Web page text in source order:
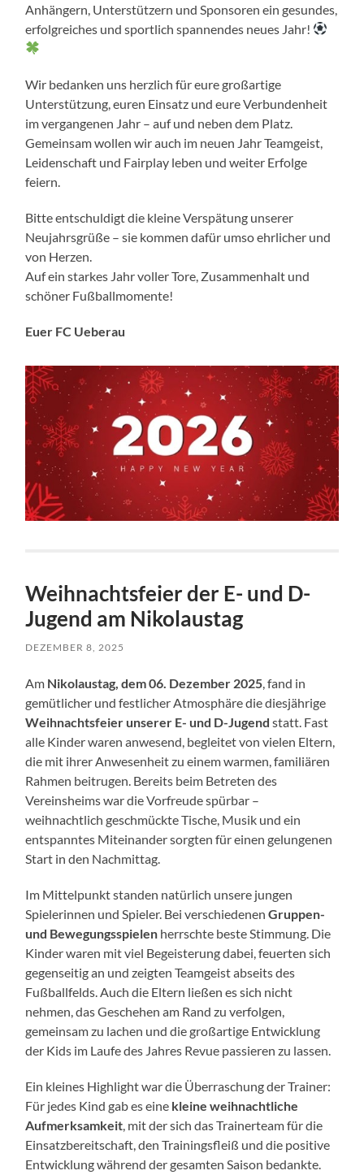
Anhängern, Unterstützern und Sponsoren ein gesundes,
erfolgreiches und sportlich spannendes neues Jahr!
Wir bedanken uns herzlich für eure großartige
Unterstützung, euren Einsatz und eure Verbundenheit
im vergangenen Jahr – auf und neben dem Platz.
Gemeinsam wollen wir auch im neuen Jahr Teamgeist,
Leidenschaft und Fairplay leben und weiter Erfolge
feiern.
Bitte entschuldigt die kleine Verspätung unserer
Neujahrsgrüße – sie kommen dafür umso ehrlicher und
von Herzen.
Auf ein starkes Jahr voller Tore, Zusammenhalt und
schöner Fußballmomente!
Euer FC Ueberau
Weihnachtsfeier der E- und D-
Jugend am Nikolaustag
DEZEMBER 8, 2025
Am Nikolaustag, dem 06. Dezember 2025, fand in
gemütlicher und festlicher Atmosphäre die diesjährige
Weihnachtsfeier unserer E- und D-Jugend statt. Fast
alle Kinder waren anwesend, begleitet von vielen Eltern,
die mit ihrer Anwesenheit zu einem warmen, familiären
Rahmen beitrugen. Bereits beim Betreten des
Vereinsheims war die Vorfreude spürbar –
weihnachtlich geschmückte Tische, Musik und ein
entspanntes Miteinander sorgten für einen gelungenen
Start in den Nachmittag.
Im Mittelpunkt standen natürlich unsere jungen
Spielerinnen und Spieler. Bei verschiedenenGruppen-
und Bewegungsspielen herrschte beste Stimmung. Die
Kinder waren mit viel Begeisterung dabei, feuerten sich
gegenseitig an und zeigten Teamgeist abseits des
Fußballfelds. Auch die Eltern ließen es sich nicht
nehmen, das Geschehen am Rand zu verfolgen,
gemeinsam zu lachen und die großartige Entwicklung
der Kids im Laufe des Jahres Revue passieren zu lassen.
Ein kleines Highlight war die Überraschung der Trainer:
Für jedes Kind gab es eine kleine weihnachtliche
Aufmerksamkeit, mit der sich das Trainerteam für die
Einsatzbereitschaft, den Trainingsfleiß und die positive
Entwicklung während der gesamten Saison bedankte.